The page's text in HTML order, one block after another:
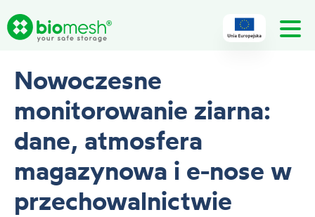
Nowoczesne
monitorowanie ziarna:
dane, atmosfera
magazynowa i e-nose w
przechowalnictwie